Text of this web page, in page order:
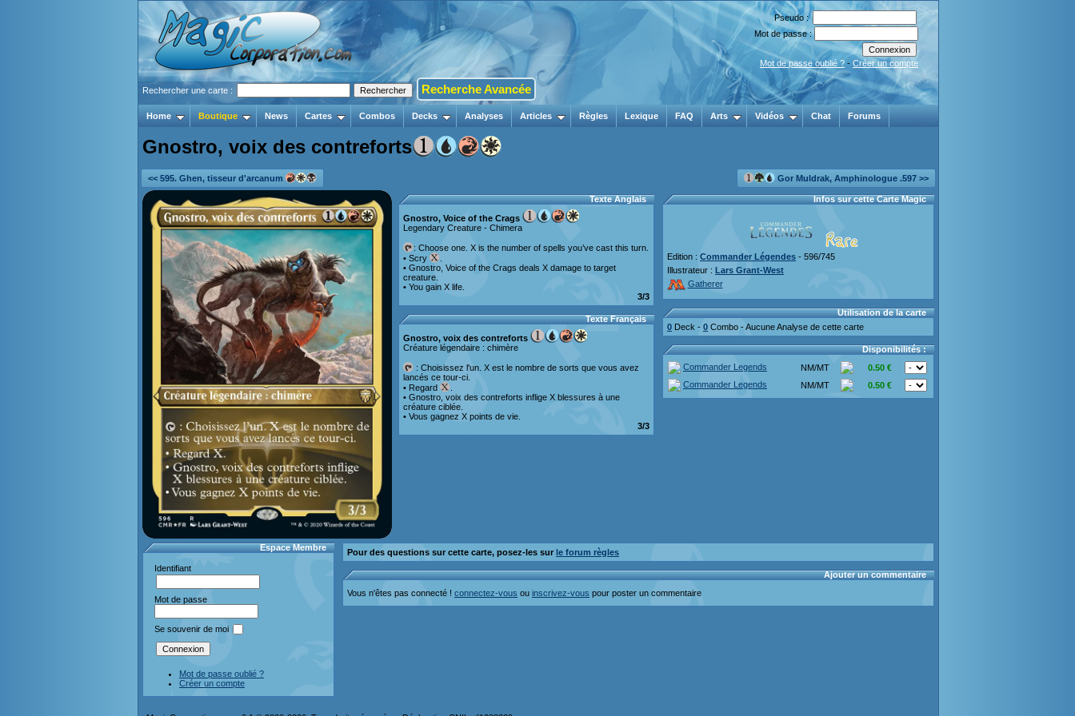
Pseudo :
Mot de passe :
Mot de passe oublié ? - Créer un compte
Rechercher une carte : Recherche Avancée
Home Boutique News Cartes Combos Decks Analyses Articles Règles Lexique FAQ Arts Vidéos Chat Forums
Gnostro, voix des contreforts
<< 595. Ghen, tisseur d'arcanum Gor Muldrak, Amphinologue .597 >>
Texte Anglais
Gnostro, Voice of the Crags
Legendary Creature - Chimera
: Choose one. X is the number of spells you’ve cast this turn.
• Scry
• Gnostro, Voice of the Crags deals X damage to target
creature.
• You gain X life.
3/3
Texte Français
Gnostro, voix des contreforts
Créature légendaire : chimère
: Choisissez l'un. X est le nombre de sorts que vous avez
lancés ce tour-ci.
• Regard
• Gnostro, voix des contreforts inflige X blessures à une
créature ciblée.
• Vous gagnez X points de vie.
3/3
Infos sur cette Carte Magic
Edition : Commander Légendes - 596/745
Illustrateur : Lars Grant-West
Gatherer
Utilisation de la carte
0 Deck - 0 Combo - Aucune Analyse de cette carte
Disponibilités :
Commander Legends
NM/MT
0.50 €
Commander Legends
NM/MT 0.50 €
Espace Membre
Identifiant
Mot de passe
Se souvenir de moi
Mot de passe oublié ?
Créer un compte
Pour des questions sur cette carte, posez-les sur le forum règles
Ajouter un commentaire
Vous n'êtes pas connecté ! connectez-vous ou inscrivez-vous pour poster un commentaire